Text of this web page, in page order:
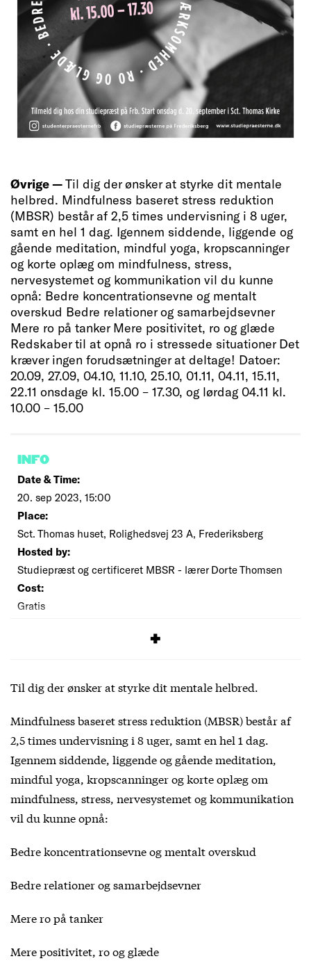
Øvrige —Til dig der ønsker at styrke dit mentale
helbred. Mindfulness baseret stress reduktion
(MBSR) består af 2,5 times undervisning i 8 uger,
samt en hel 1 dag. Igennem siddende, liggende og
gående meditation, mindful yoga, kropscanninger
og korte oplæg om mindfulness, stress,
nervesystemet og kommunikation vil du kunne
opnå: Bedre koncentrationsevne og mentalt
overskud Bedre relationer og samarbejdsevner
Mere ro på tanker Mere positivitet, ro og glæde
Redskaber til at opnå ro i stressede situationer Det
kræver ingen forudsætninger at deltage! Datoer:
20.09, 27.09, 04.10, 11.10, 25.10, 01.11, 04.11, 15.11,
22.11 onsdage kl. 15.00 – 17.30, og lørdag 04.11 kl.
10.00 – 15.00
INFO
Date & Time:
20. sep 2023, 15:00
Place:
Sct. Thomas huset, Rolighedsvej 23 A, Frederiksberg
Hosted by:
Studiepræst og certificeret MBSR - lærer Dorte Thomsen
Cost:
Gratis
Til dig der ønsker at styrke dit mentale helbred.
Mindfulness baseret stress reduktion (MBSR) består af
2,5 times undervisning i 8 uger, samt en hel 1 dag.
Igennem siddende, liggende og gående meditation,
mindful yoga, kropscanninger og korte oplæg om
mindfulness, stress, nervesystemet og kommunikation
vil du kunne opnå:
Bedre koncentrationsevne og mentalt overskud
Bedre relationer og samarbejdsevner
Mere ro på tanker
Mere positivitet, ro og glæde